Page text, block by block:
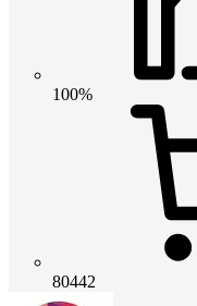
100%
80442